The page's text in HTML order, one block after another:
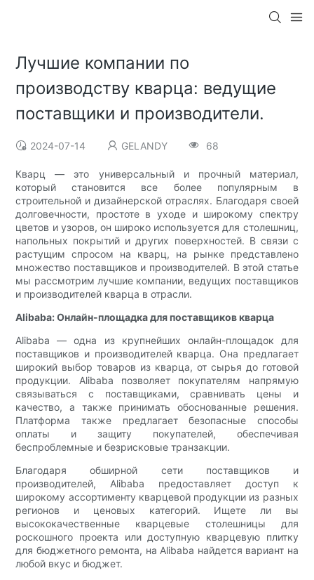
Лучшие компании по
производству кварца: ведущие
поставщики и производители.
2024-07-14 GELANDY 68
Кварц — это универсальный и прочный материал,
который становится все более популярным в
строительной и дизайнерской отраслях. Благодаря своей
долговечности, простоте в уходе и широкому спектру
цветов и узоров, он широко используется для столешниц,
напольных покрытий и других поверхностей. В связи с
растущим спросом на кварц, на рынке представлено
множество поставщиков и производителей. В этой статье
мы рассмотрим лучшие компании, ведущих поставщиков
и производителей кварца в отрасли.
Alibaba: Онлайн-площадка для поставщиков кварца
Alibaba — одна из крупнейших онлайн-площадок для
поставщиков и производителей кварца. Она предлагает
широкий выбор товаров из кварца, от сырья до готовой
продукции. Alibaba позволяет покупателям напрямую
связываться с поставщиками, сравнивать цены и
качество, а также принимать обоснованные решения.
Платформа также предлагает безопасные способы
оплаты и защиту покупателей, обеспечивая
беспроблемные и безрисковые транзакции.
Благодаря обширной сети поставщиков и
производителей, Alibaba предоставляет доступ к
широкому ассортименту кварцевой продукции из разных
регионов и ценовых категорий. Ищете ли вы
высококачественные кварцевые столешницы для
роскошного проекта или доступную кварцевую плитку
для бюджетного ремонта, на Alibaba найдется вариант на
любой вкус и бюджет.